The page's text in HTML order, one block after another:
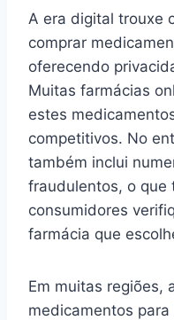
A era digital trouxe
comprar
oferecendo
Muitas farmácias
estes
competitivos. No
também inclui
fraudulentos, o que
consumidores
farmácia que
Em muitas regiões,
medicamentos